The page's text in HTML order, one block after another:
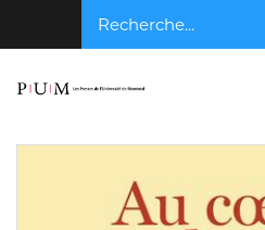
Recherche...